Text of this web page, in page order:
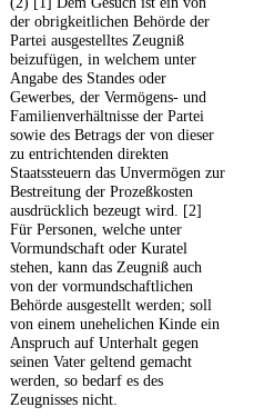
der obrigkeitlichen Behörde der
Partei ausgestelltes Zeugniß
beizufügen, in welchem unter
Angabe des Standes oder
Gewerbes, der Vermögens- und
Familienverhältnisse der Partei
sowie des Betrags der von dieser
zu entrichtenden direkten
Staatssteuern das Unvermögen zur
Bestreitung der Prozeßkosten
ausdrücklich bezeugt wird. [2]
Für Personen, welche unter
Vormundschaft oder Kuratel
stehen, kann das Zeugniß auch
von der vormundschaftlichen
Behörde ausgestellt werden; soll
von einem unehelichen Kinde ein
Anspruch auf Unterhalt gegen
seinen Vater geltend gemacht
werden, so bedarf es des
Zeugnisses nicht.